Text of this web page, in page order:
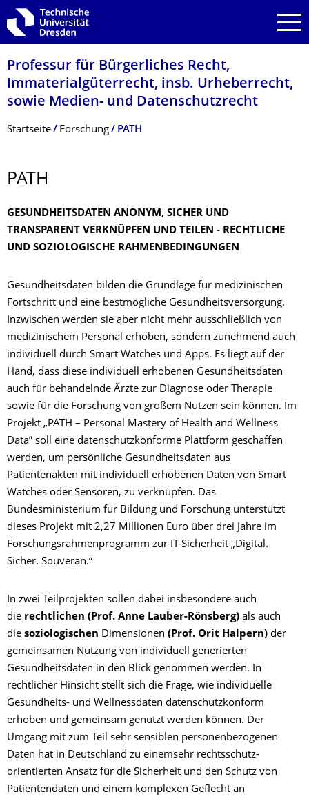
Zur Hauptnavigation springen
Zur Suche springen
Zum Inhalt springen
Professur für Bürgerliches Recht,
Immaterialgüter­recht, insb. Urheberrecht,
sowie Medien- und Datenschutzrecht
Breadcrumb-Menü
Startseite Forschung PATH
PATH
GESUNDHEITSDATEN ANONYM, SICHER UND
TRANSPARENT VERKNÜPFEN UND TEILEN - RECHTLICHE
UND SOZIOLOGISCHE RAHMENBEDINGUNGEN
Gesundheitsdaten bilden die Grundlage für medizinischen
Fortschritt und eine bestmögliche Gesundheitsversorgung.
Inzwischen werden sie aber nicht mehr ausschließlich von
medizinischem Personal erhoben, sondern zunehmend auch
individuell durch Smart Watches und Apps. Es liegt auf der
Hand, dass diese individuell erhobenen Gesundheitsdaten
auch für behandelnde Ärzte zur Diagnose oder Therapie
sowie für die Forschung von großem Nutzen sein können. Im
Projekt „PATH – Personal Mastery of Health and Wellness
Data” soll eine datenschutzkonforme Plattform geschaffen
werden, um persönliche Gesundheitsdaten aus
Patientenakten mit individuell erhobenen Daten von Smart
Watches oder Sensoren, zu verknüpfen. Das
Bundesministerium für Bildung und Forschung unterstützt
dieses Projekt mit 2,27 Millionen Euro über drei Jahre im
Forschungsrahmenprogramm zur IT-Sicherheit „Digital.
Sicher. Souverän.“
In zwei Teilprojekten sollen dabei insbesondere auch
die rechtlichen (Prof. Anne Lauber-Rönsberg) als auch
die soziologischen Dimensionen (Prof. Orit Halpern) der
gemeinsamen Nutzung von individuell generierten
Gesundheitsdaten in den Blick genommen werden. In
rechtlicher Hinsicht stellt sich die Frage, wie individuelle
Gesundheits- und Wellnessdaten datenschutzkonform
erhoben und gemeinsam genutzt werden können. Der
Umgang mit zum Teil sehr sensiblen personenbezogenen
Daten hat in Deutschland zu einemsehr rechtsschutz-
orientierten Ansatz für die Sicherheit und den Schutz von
Patientendaten und einem komplexen Geflecht an